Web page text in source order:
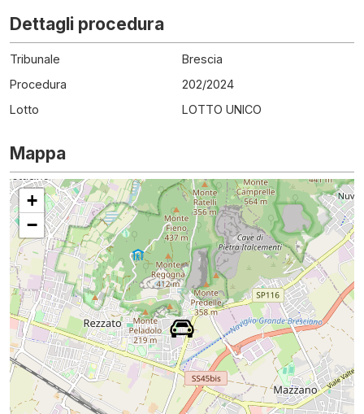
Dettagli procedura
Tribunale
Brescia
Procedura
202/2024
Lotto
LOTTO UNICO
Mappa
+
−